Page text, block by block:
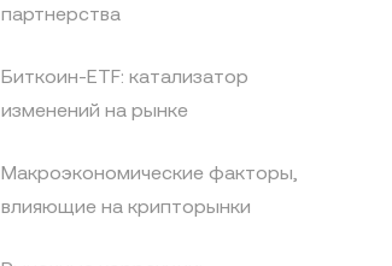
партнерства
Биткоин-ETF: катализатор
изменений на рынке
Макроэкономические факторы,
влияющие на крипторынки